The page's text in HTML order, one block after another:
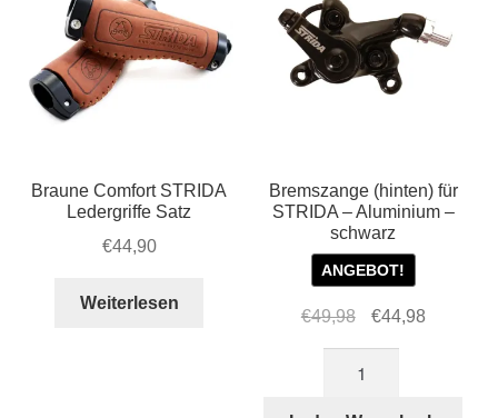
Braune Comfort STRIDA
Ledergriffe Satz
€44,90
Weiterlesen
Bremszange (hinten) für
STRIDA – Aluminium –
schwarz
ANGEBOT!
€49,98
Ursprünglicher
war:
€44,98Aktueller